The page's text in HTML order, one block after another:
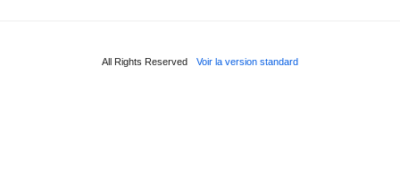
All Rights Reserved Voir la version standard